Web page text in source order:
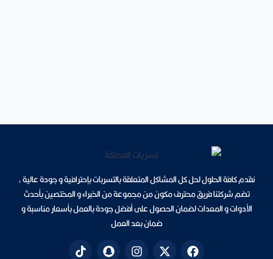
نقدم كافة الحلول لحل كل المشاكل المتعلقة بالتسربات بإحترافية و جودة عالية ،
تضم شركتنا فريق محترف مكون من مجموعة من الخبراء و المختصين بأحدث
الأدوات و المعدات لضمان الحصول على أفضل جودة بالعمل بأسعار مناسبة و
ضمان بعد العمل